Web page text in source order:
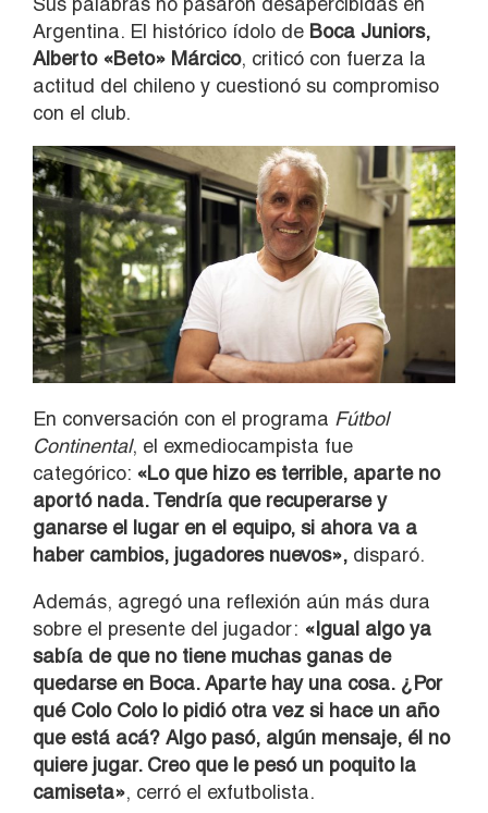
Argentina. El histórico ídolo de Boca Juniors,
Alberto «Beto» Márcico, criticó con fuerza la
actitud del chileno y cuestionó su compromiso
con el club.
En conversación con el programa Fútbol
Continental, el exmediocampista fue
categórico: «Lo que hizo es terrible, aparte no
aportó nada. Tendría que recuperarse y
ganarse el lugar en el equipo, si ahora va a
haber cambios, jugadores nuevos», disparó.
Además, agregó una reflexión aún más dura
sobre el presente del jugador: «Igual algo ya
sabía de que no tiene muchas ganas de
quedarse en Boca. Aparte hay una cosa. ¿Por
qué Colo Colo lo pidió otra vez si hace un año
que está acá? Algo pasó, algún mensaje, él no
quiere jugar. Creo que le pesó un poquito la
camiseta», cerró el exfutbolista.